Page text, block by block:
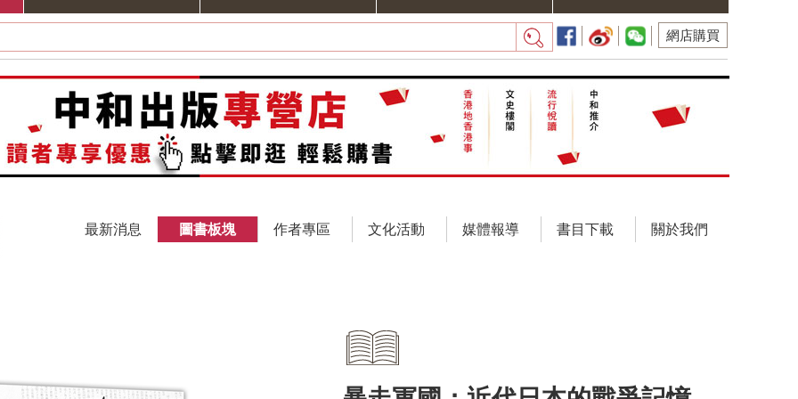
網店購買
最新消息 圖書板塊 作者專區 文化活動 媒體報導 書目下載 關於我們